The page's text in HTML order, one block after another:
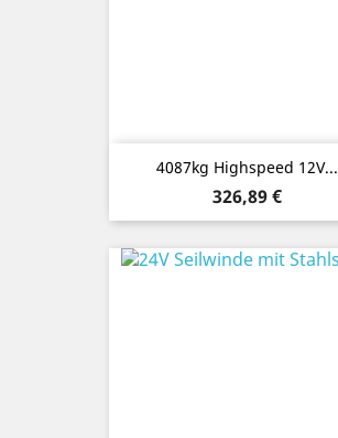
4087kg Highspeed 12V...
Preis
326,89 €